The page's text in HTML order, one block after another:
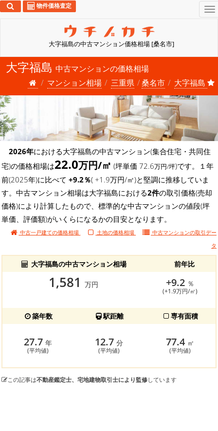
大字福島の中古マンション価格相場 [桑名市]
物件価格査定
大字福島 中古マンションの価格相場
マンション相場
三重県 桑名市 大字福島
2026年における大字福島の中古マンション(集合住宅・共同住
宅)の価格相場は22.0万円/㎡ (坪単価 72.6万円/坪)です。１年
前(2025年)に比べて +9.2％( +1.9万円/㎡)と堅調に推移していま
す。中古マンション相場は大字福島における2件の取引価格(売却
価格)により計算したもので、標準的な中古マンションの値段(坪
単価、評価額)がいくらになるかの目安となります。
中古一戸建ての価格相場 土地の価格相場 中古マンションの取引デー
タ
大字福島の中古マンション相場 前年比
1,581 万円 +9.2 ％
(+1.9万円/㎡)
築年数 駅距離 専有面積
27.7 年
(平均値)
12.7 分
(平均値)
77.4 ㎡
(平均値)
この記事は不動産鑑定士、宅地建物取引士により監修しています